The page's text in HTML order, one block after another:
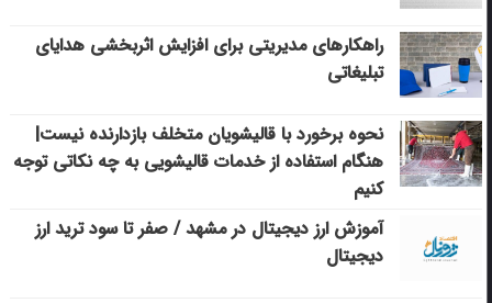
راهکارهای مدیریتی برای افزایش اثربخشی هدایای
تبلیغاتی
نحوه برخورد با قالیشویان متخلف بازدارنده نیست|
هنگام استفاده از خدمات قالیشویی به چه نکاتی توجه
کنیم
آموزش ارز دیجیتال در مشهد / صفر تا سود ترید ارز
دیجیتال